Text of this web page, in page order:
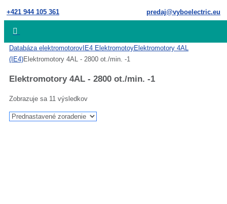
Skip
to
+421 944 105 361 predaj@vyboelectric.eu
Home
Databáza elektromotorov IE4 ElektromotoyElektromotory 4AL
(IE4)Elektromotory 4AL - 2800 ot./min. -1
Elektromotory 4AL - 2800 ot./min. -1
Zobrazuje sa 11 výsledkov